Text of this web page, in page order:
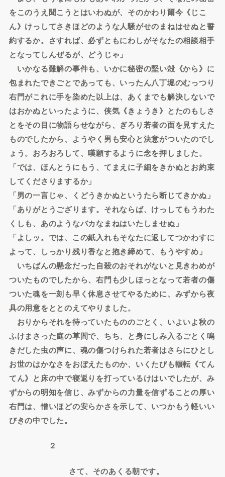
をこのうえ聞こうとはいわぬが、そのかわり爾今《じこ
ん》けっしてさきほどのような人騒がせのまねはせぬと誓
約するか。さすれば、必ずともにわしがそなたの相談相手
となってしんぜるが、どうじゃ」
いかなる難解の事件も、いかに秘密の堅い殻《から》に
包まれたできごとであっても、いったん八丁堀のむっつり
右門がこれに手を染めた以上は、あくまでも解決しないで
はおかぬといったように、侠気《きょうき》とたのもしさ
とをその目に物語らせながら、ぎろり若者の面を見すえた
ものでしたから、ようやく男も安心と決意がついたのでし
ょう。おろおろして、嘆願するように念を押しました。
「では、ほんとうにもう、てまえに子細をきかぬとお約束
してくださりまするか」
「男の一言じゃ、くどうきかぬというたら断じてきかぬ」
「ありがとうござります。それならば、けっしてもうわた
くしも、あのようなバカなまねはいたしませぬ」
「よしッ。では、この紙入れもそなたに返してつかわすに
よって、しっかり残り香なと抱き締めて、もうやすめ」
いちばんの懸念だった自殺のおそれがないと見きわめが
ついたものでしたから、右門も少しほっとなって若者の傷
ついた魂を一刻も早く休息させてやるために、みずから夜
具の用意をととのえてやりました。
おりからそれを待っていたもののごとく、いよいよ秋の
ふけまさった庭の草間で、ちち、と身にしみ入るごとく鳴
きだした虫の声に、魂の傷つけられた若者はさらにひとし
お世のはかなさをおぼえたものか、いくたびも輾転《てん
てん》と床の中で寝返りを打っているけはいでしたが、み
ずからの明知を信じ、みずからの力量を信ずることの厚い
右門は、憎いほどの安らかさを示して、いつかもう軽いい
びきの中でした。
２
さて、そのあくる朝です。